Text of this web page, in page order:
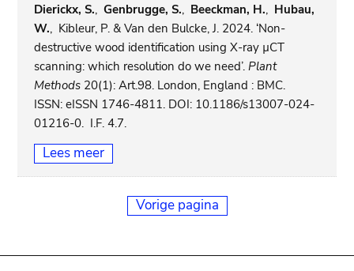
Dierickx, S.,Genbrugge, S., Beeckman, H., Hubau,
W., Kibleur, P. & Van den Bulcke, J. 2024. ‘Non-
destructive wood identification using X-ray µCT
scanning: which resolution do we need’.Plant
Methods 20(1): Art.98. London, England : BMC.
ISSN: eISSN 1746-4811. DOI: 10.1186/s13007-024-
01216-0. I.F. 4.7.
Lees meer
Vorige pagina